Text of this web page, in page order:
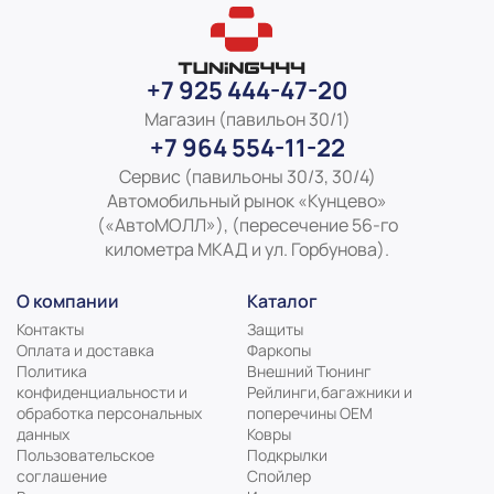
+7 925 444-47-20
Магазин (павильон 30/1)
+7 964 554-11-22
Сервис (павильоны 30/3, 30/4)
Автомобильный рынок «Кунцево»
(«АвтоМОЛЛ»), (пересечение 56-го
километра МКАД и ул. Горбунова).
О компании
Контакты
Оплата и доставка
Политика
конфиденциальности и
обработка персональных
данных
Пользовательское
соглашение
Каталог
Защиты
Фаркопы
Внешний Тюнинг
Рейлинги,багажники и
поперечины ОЕМ
Ковры
Подкрылки
Спойлер